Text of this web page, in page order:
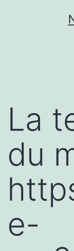
La
du
e-